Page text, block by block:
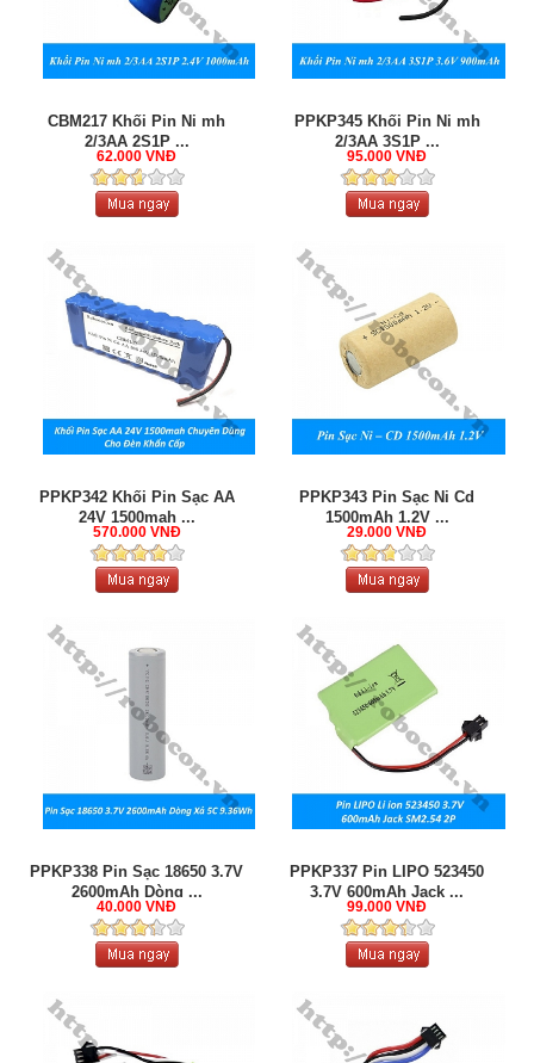
CBM217 Khối Pin Ni mh
2/3AA 2S1P ...
62.000 VNĐ
PPKP345 Khối Pin Ni mh
2/3AA 3S1P ...
95.000 VNĐ
PPKP342 Khối Pin Sạc AA
24V 1500mah ...
570.000 VNĐ
PPKP343 Pin Sạc Ni Cd
1500mAh 1.2V ...
29.000 VNĐ
PPKP338 Pin Sạc 18650 3.7V
2600mAh Dòng ...
40.000 VNĐ
PPKP337 Pin LIPO 523450
3.7V 600mAh Jack ...
99.000 VNĐ